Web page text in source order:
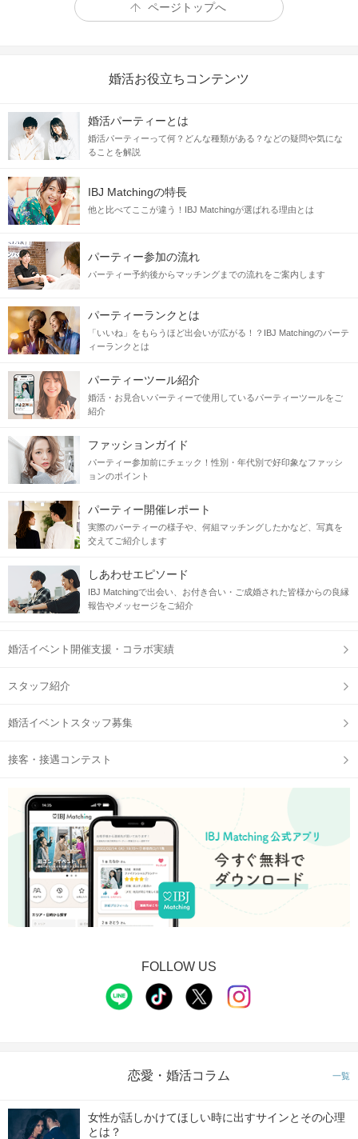
ページトップへ
婚活お役立ちコンテンツ
婚活パーティーとは
婚活パーティーって何？どんな種類がある？などの疑問や気にな
ることを解説
IBJ Matchingの特長
他と比べてここが違う！IBJ Matchingが選ばれる理由とは
パーティー参加の流れ
パーティー予約後からマッチングまでの流れをご案内します
パーティーランクとは
「いいね」をもらうほど出会いが広がる！？IBJ Matchingのパーテ
ィーランクとは
パーティーツール紹介
婚活・お見合いパーティーで使用しているパーティーツールをご
紹介
ファッションガイド
パーティー参加前にチェック！性別・年代別で好印象なファッシ
ョンのポイント
パーティー開催レポート
実際のパーティーの様子や、何組マッチングしたかなど、写真を
交えてご紹介します
しあわせエピソード
IBJ Matchingで出会い、お付き合い・ご成婚された皆様からの良縁
報告やメッセージをご紹介
婚活イベント開催支援・コラボ実績
スタッフ紹介
婚活イベントスタッフ募集
接客・接遇コンテスト
FOLLOW US
恋愛・婚活コラム 一覧
女性が話しかけてほしい時に出すサインとその心理
とは？